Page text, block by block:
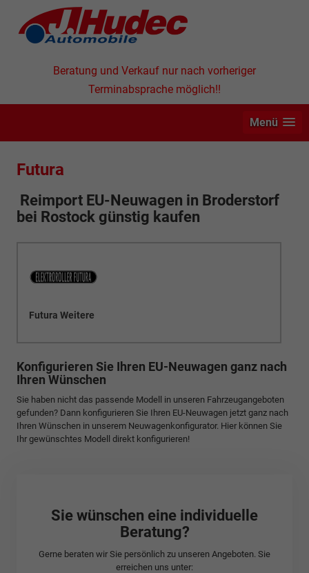
Beratung und Verkauf nur nach vorheriger
Terminabsprache möglich!!
Menü
Futura
Reimport EU-Neuwagen in Broderstorf
bei Rostock günstig kaufen
Futura Weitere
Konfigurieren Sie Ihren EU-Neuwagen ganz nach
Ihren Wünschen
Sie haben nicht das passende Modell in unseren Fahrzeugangeboten
gefunden? Dann konfigurieren Sie Ihren EU-Neuwagen jetzt ganz nach
Ihren Wünschen in unserem Neuwagenkonfigurator. Hier können Sie
Ihr gewünschtes Modell direkt konfigurieren!
Sie wünschen eine individuelle
Beratung?
Gerne beraten wir Sie persönlich zu unseren Angeboten. Sie
erreichen uns unter: